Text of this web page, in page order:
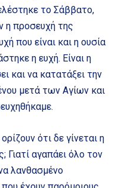
το Σάββατο,
η προσευχή της
που είναι και η ουσία
η ευχή. Είναι η
και να κατατάξει την
μετά των Αγίων και
ότι δε γίνεται η
Γιατί αγαπάει όλο τον
λανθασμένο